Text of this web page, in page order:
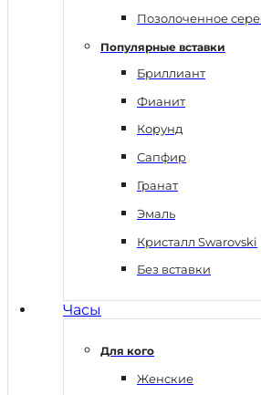
Позолоченное
Популярные вставки
Бриллиант
Фианит
Корунд
Сапфир
Гранат
Эмаль
Кристалл Swarovski
Без вставки
Часы
Для кого
Женские